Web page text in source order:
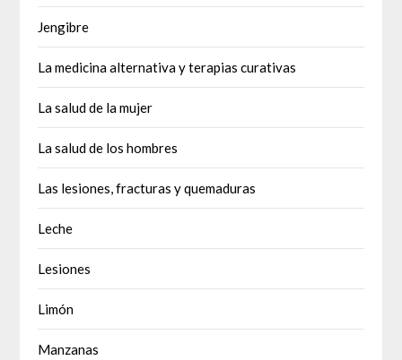
Jengibre
La medicina alternativa y terapias curativas
La salud de la mujer
La salud de los hombres
Las lesiones, fracturas y quemaduras
Leche
Lesiones
Limón
Manzanas